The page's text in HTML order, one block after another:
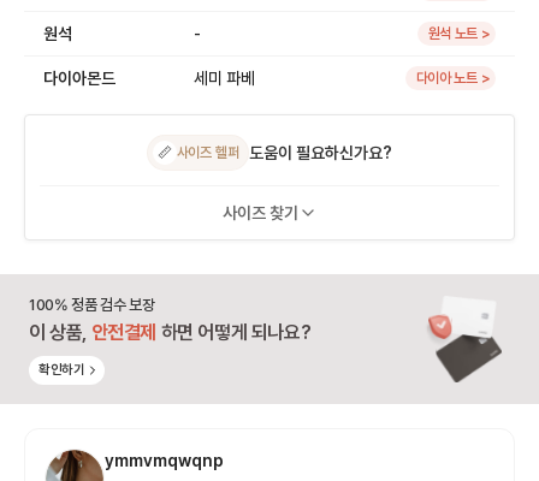
원석 - 원석 노트 >
다이아몬드 세미 파베 다이아 노트 >
📏 사이즈 헬퍼 도움이 필요하신가요?
사이즈 찾기
100% 정품 검수 보장
이 상품, 안전결제 하면 어떻게 되나요?
확인하기
ymmvmqwqnp